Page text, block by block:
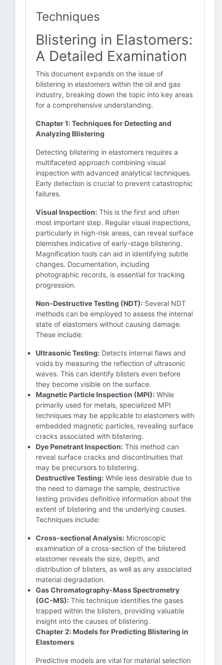
Techniques
Blistering in Elastomers:
A Detailed Examination
This document expands on the issue of
blistering in elastomers within the oil and gas
industry, breaking down the topic into key areas
for a comprehensive understanding.
Chapter 1: Techniques for Detecting and
Analyzing Blistering
Detecting blistering in elastomers requires a
multifaceted approach combining visual
inspection with advanced analytical techniques.
Early detection is crucial to prevent catastrophic
failures.
Visual Inspection: This is the first and often
most important step. Regular visual inspections,
particularly in high-risk areas, can reveal surface
blemishes indicative of early-stage blistering.
Magnification tools can aid in identifying subtle
changes. Documentation, including
photographic records, is essential for tracking
progression.
Non-Destructive Testing (NDT): Several NDT
methods can be employed to assess the internal
state of elastomers without causing damage.
These include:
Ultrasonic Testing: Detects internal flaws and
voids by measuring the reflection of ultrasonic
waves. This can identify blisters even before
they become visible on the surface.
Magnetic Particle Inspection (MPI): While
primarily used for metals, specialized MPI
techniques may be applicable to elastomers with
embedded magnetic particles, revealing surface
cracks associated with blistering.
Dye Penetrant Inspection: This method can
reveal surface cracks and discontinuities that
may be precursors to blistering.
Destructive Testing: While less desirable due to
the need to damage the sample, destructive
testing provides definitive information about the
extent of blistering and the underlying causes.
Techniques include:
Cross-sectional Analysis: Microscopic
examination of a cross-section of the blistered
elastomer reveals the size, depth, and
distribution of blisters, as well as any associated
material degradation.
Gas Chromatography-Mass Spectrometry
(GC-MS): This technique identifies the gases
trapped within the blisters, providing valuable
insight into the causes of blistering.
Chapter 2: Models for Predicting Blistering in
Elastomers
Predictive models are vital for material selection